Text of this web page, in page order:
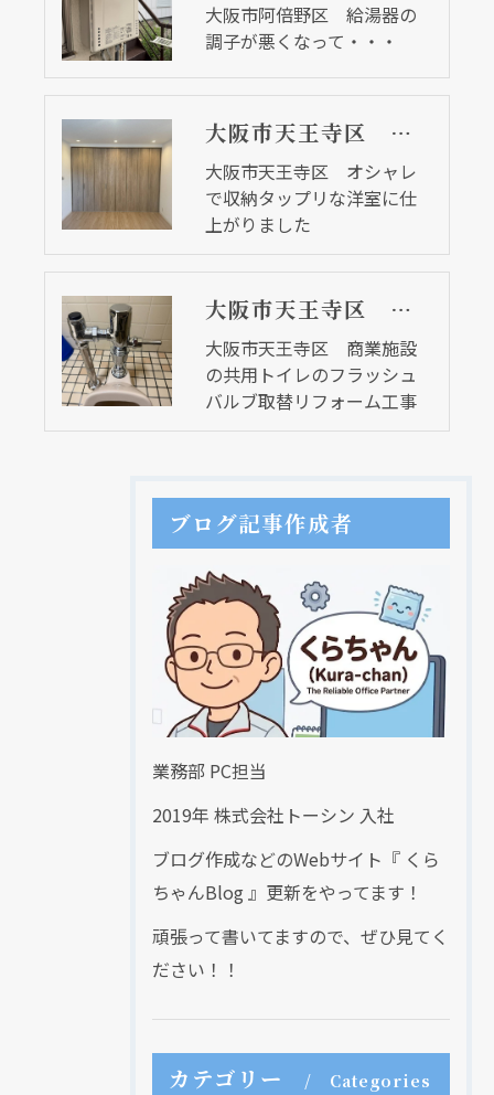
大阪市阿倍野区 給湯器の
調子が悪くなって・・・
大阪市天王寺区 オシャレで収納タップリな洋室に仕上がりました
大阪市天王寺区 オシャレ
で収納タップリな洋室に仕
上がりました
大阪市天王寺区 商業施設の共用トイレのフラッシュバルブ取替リフォーム工事
大阪市天王寺区 商業施設
の共用トイレのフラッシュ
バルブ取替リフォーム工事
ブログ記事作成者
業務部 PC担当
2019年 株式会社トーシン 入社
ブログ作成などのWebサイト『 くら
ちゃんBlog 』更新をやってます！
頑張って書いてますので、ぜひ見てく
ださい！！
カテゴリー Categories